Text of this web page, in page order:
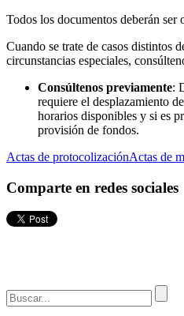
Todos los documentos deberán ser
Cuando se trate de casos distintos
circunstancias especiales,
Consúltenos previamente:
requiere el desplazamiento
horarios disponibles y si es
provisión de fondos.
Actas de protocolizaciónActas de
Comparte en redes sociales